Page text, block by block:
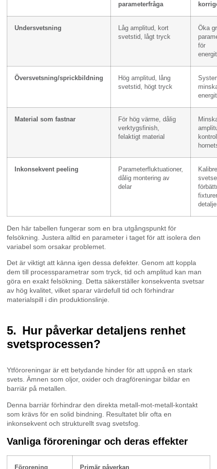
parameterfråga
Undersvetsning
Låg amplitud, kort
svetstid, lågt tryck
Öka
för
Översvetsning/sprickbildning
Hög amplitud, lång
svetstid, högt tryck
Material som fastnar
För hög värme, dålig
verktygsfinish,
felaktigt material
Inkonsekvent peeling
Parameterfluktuationer,
dålig montering av
delar
Den här tabellen fungerar som en bra utgångspunkt för
felsökning. Justera alltid en parameter i taget för att isolera den
variabel som orsakar problemet.
Det är viktigt att känna igen dessa defekter. Genom att koppla
dem till processparametrar som tryck, tid och amplitud kan man
göra en exakt felsökning. Detta säkerställer konsekventa svetsar
av hög kvalitet, vilket sparar värdefull tid och förhindrar
materialspill i din produktionslinje.
Hur påverkar detaljens renhet
svetsprocessen?
Ytföroreningar är ett betydande hinder för att uppnå en stark
svets. Ämnen som oljor, oxider och dragföreningar bildar en
barriär på metallen.
Denna barriär förhindrar den direkta metall-mot-metall-kontakt
som krävs för en solid bindning. Resultatet blir ofta en
inkonsekvent och strukturellt svag svetsfog.
Vanliga föroreningar och deras effekter
Förorening Primär påverkan